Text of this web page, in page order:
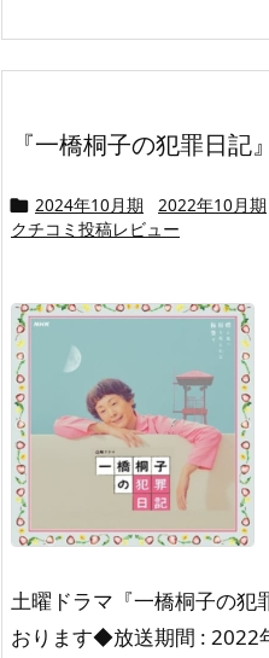
『一橋桐子の犯罪日記』
 2024年10月期 2022年10月期
クチコミ投稿レビュー
土曜ドラマ『一橋桐子の犯
おります◆放送期間 :